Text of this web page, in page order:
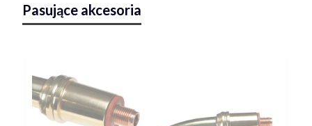
Pasujące akcesoria